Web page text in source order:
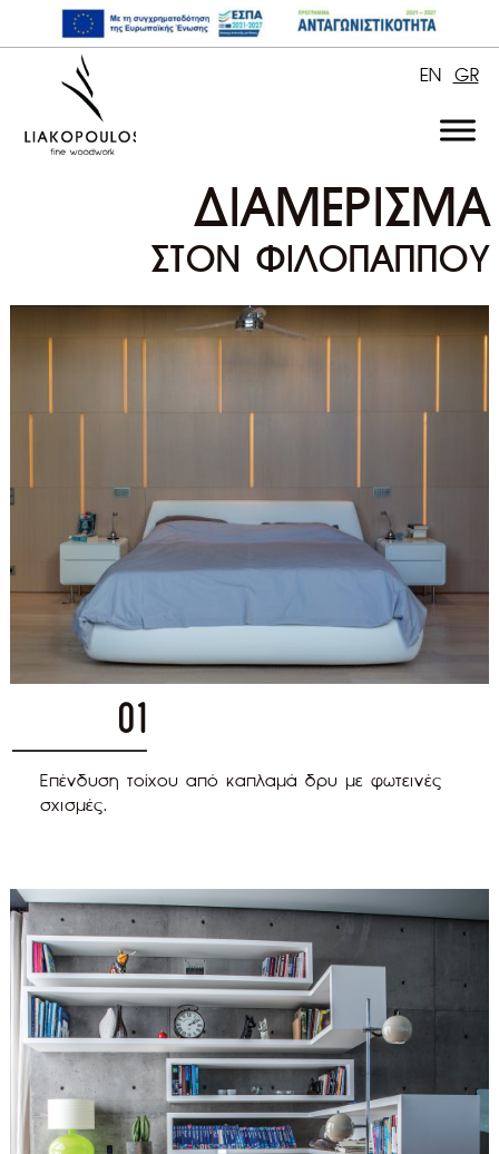
EN GR
ΔΙΑΜΕΡΙΣΜΑ
ΣΤΟΝ ΦΙΛΟΠΑΠΠΟΥ
01
Επένδυση τοίχου από καπλαμά δρυ με φωτεινές
σχισμές.